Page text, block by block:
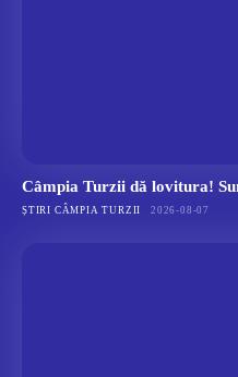
Câmpia Turzii dă lovitura!
ȘTIRI CÂMPIA TURZII 2026-08-07